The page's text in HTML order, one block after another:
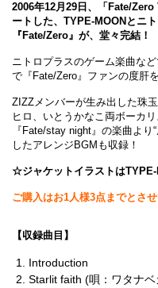
2006年12月29日、「Fate/
ートした、TYPE-MOONとニ
『Fate/Zero』が、堂々完結！
ニトロプラスのゲーム楽曲な
で『Fate/Zero』ファンの度肝
ZIZZメンバーが生み出した珠
ヒロ、いとうかなこ両ボーカ
『Fate/stay night』の楽曲よ
したアレンジBGMも収録！
☆ジャケットイラストは
ご購入はお1人様3点までとさせ
【収録曲目】
Introduction
Starlit faith (唄：ワタナベ